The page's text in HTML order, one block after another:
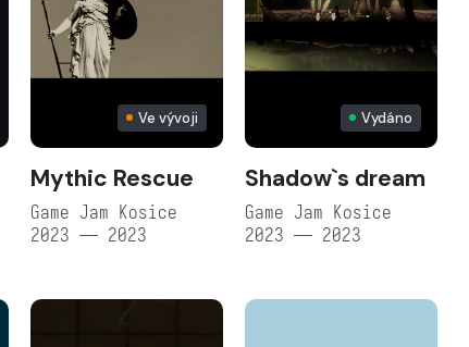
Ve vývoji
Mythic Rescue
Game Jam Kosice
2023 — 2023
Vydáno
Shadow`s dream
Game Jam Kosice
2023 — 2023